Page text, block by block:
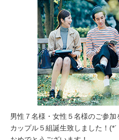
男性７名様・女性５名様のご参
カップル５組誕生致しました！(*´